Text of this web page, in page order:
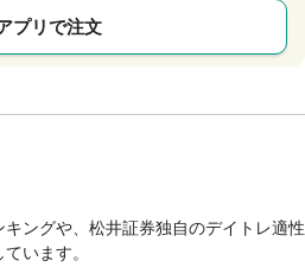
プリで注文
ングや、松井証券独自のデイトレ適性
います。